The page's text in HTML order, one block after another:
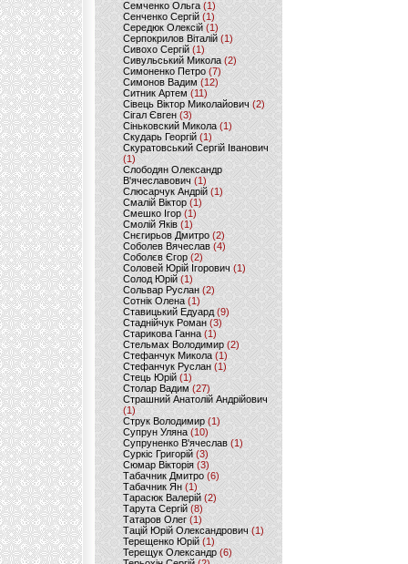
Семченко Ольга (1)
Сенченко Сергій(1)
Середюк Олексій(1)
Серпокрилов Віталій(1)
Сивохо Сергій(1)
Сивульський Микола(2)
Симоненко Петро(7)
Симонов Вадим (12)
Ситник Артем(11)
Сівець Віктор Миколайович(2)
Сігал Євген (3)
Сіньковский Микола(1)
Скударь Георгій (1)
Скуратовський Сергій Іванович
(1)
Слободян Олександр
В'ячеславович(1)
Слюсарчук Андрій(1)
Смалій Віктор (1)
Смешко Ігор (1)
Смолій Яків (1)
Снєгирьов Дмитро (2)
Соболев Вячеслав (4)
Соболєв Єгор(2)
Соловей Юрій Ігорович (1)
Солод Юрій (1)
Сольвар Руслан (2)
Сотнік Олена(1)
Ставицький Едуард (9)
Стаднійчук Роман(3)
Старикова Ганна (1)
Стельмах Володимир(2)
Стефанчук Микола (1)
Стефанчук Руслан (1)
Стець Юрій (1)
Столар Вадим(27)
Страшний Анатолій Андрійович
(1)
Струк Володимир (1)
Супрун Уляна (10)
Супруненко В'ячеслав (1)
Суркіс Григорій (3)
Сюмар Вікторія (3)
Табачник Дмитро (6)
Табачник Ян(1)
Тарасюк Валерій (2)
Тарута Сергій (8)
Татаров Олег(1)
Тацій Юрій Олександрович(1)
Терещенко Юрій(1)
Терещук Олександр(6)